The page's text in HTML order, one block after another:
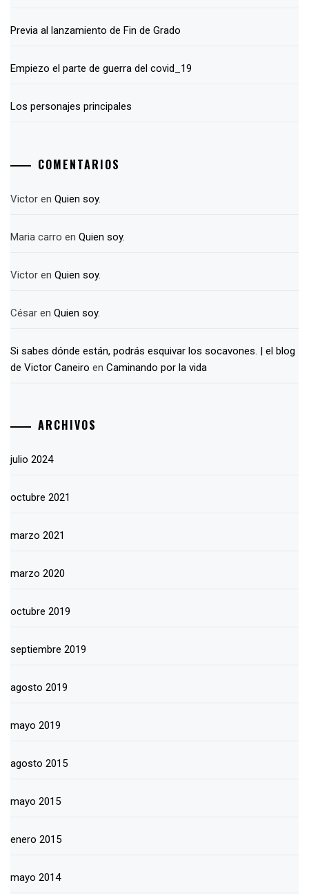
Previa al lanzamiento de Fin de Grado
Empiezo el parte de guerra del covid_19
Los personajes principales
COMENTARIOS
Victor en Quien soy.
Maria carro en Quien soy.
Victor en Quien soy.
César en Quien soy.
Si sabes dónde están, podrás esquivar los socavones. | el blog
de Victor Caneiro en Caminando por la vida
ARCHIVOS
julio 2024
octubre 2021
marzo 2021
marzo 2020
octubre 2019
septiembre 2019
agosto 2019
mayo 2019
agosto 2015
mayo 2015
enero 2015
mayo 2014